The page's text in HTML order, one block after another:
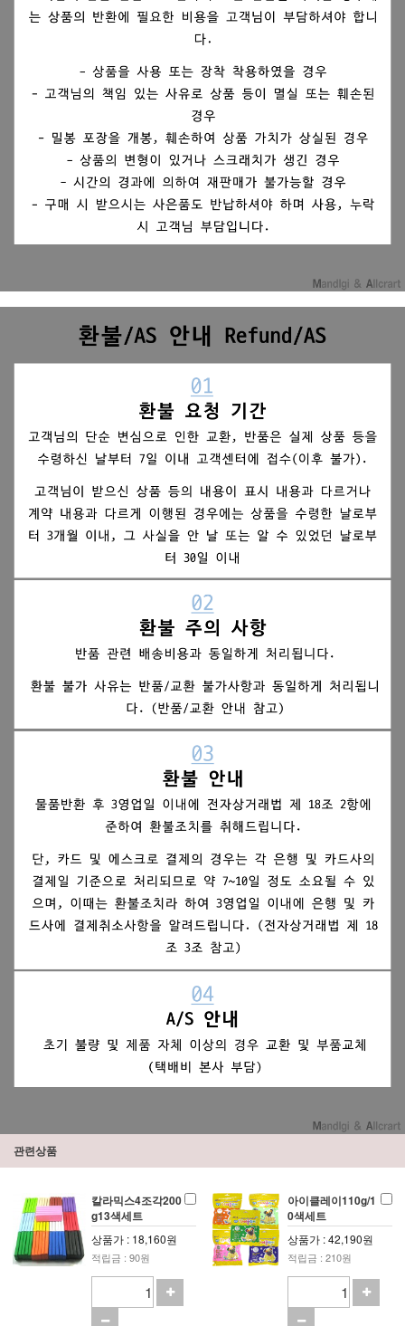
관련상품
칼라믹스4조각200
g13색세트
상품가 : 18,160원
적립금 : 90원
아이클레이110g/1
0색세트
상품가 : 42,190원
적립금 : 210원